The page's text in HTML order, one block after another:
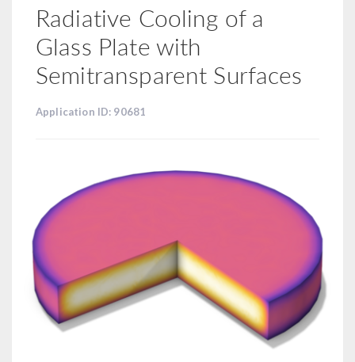
Radiative Cooling of a
Glass Plate with
Semitransparent Surfaces
Application ID: 90681